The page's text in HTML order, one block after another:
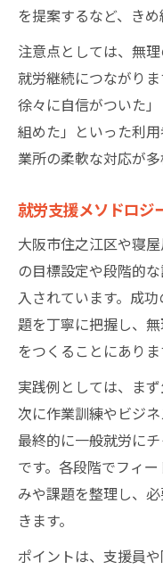
を提案するなど、き
注意点としては、無
就労継続につながり
徐々に自信がついた
組めた」といった利
業所の柔軟な対応が
就労支援メソドロジ
大阪市住之江区や寝
の目標設定や段階的
入されています。成
題を丁寧に把握し、
をつくることにありま
実践例としては、ま
次に作業訓練やビジネ
最終的に一般就労に
です。各段階でフィ
みや課題を整理し、
きます。
ポイントは、支援員